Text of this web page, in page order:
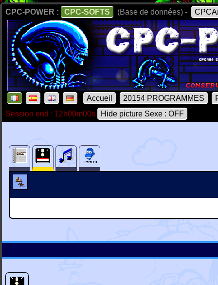
CPC-POWER : CPC-SOFTS (Base de données) -
Accueil 20154 PROGRAMMES
Session end : 12h00m00s
Hide picture Sexe : OFF